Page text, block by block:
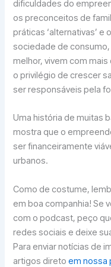
dificuldades do
os preconceitos de
práticas ‘alternativas’ e
sociedade de consumo,
melhor, vivem com
o privilégio de crescer
ser responsáveis pela
Uma história de muitas
mostra que o
ser financeiramente
urbanos.
Como de costume,
em boa companhia! Se
com o podcast, peço
redes sociais e deixe
Para enviar notícias de
artigos diretoem nossa